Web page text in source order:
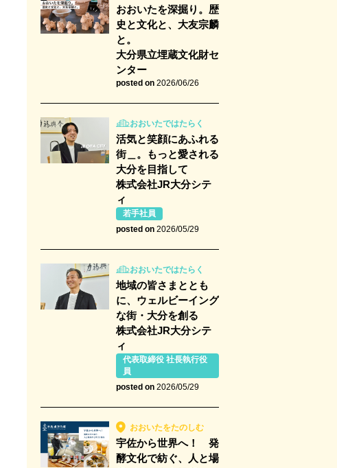
おおいたを深掘り。歴
史と文化と、大友宗麟
と。
大分県立埋蔵文化財セ
ンター
posted on 2026/06/26
おおいたではたらく
活気と笑顔にあふれる
街＿。もっと愛される
大分を目指して
株式会社JR大分シテ
ィ
若手社員
posted on 2026/05/29
おおいたではたらく
地域の皆さまととも
に、ウェルビーイング
な街・大分を創る
株式会社JR大分シテ
ィ
代表取締役 社長執行役
員
posted on 2026/05/29
おおいたをたのしむ
宇佐から世界へ！ 発
酵文化で紡ぐ、人と場